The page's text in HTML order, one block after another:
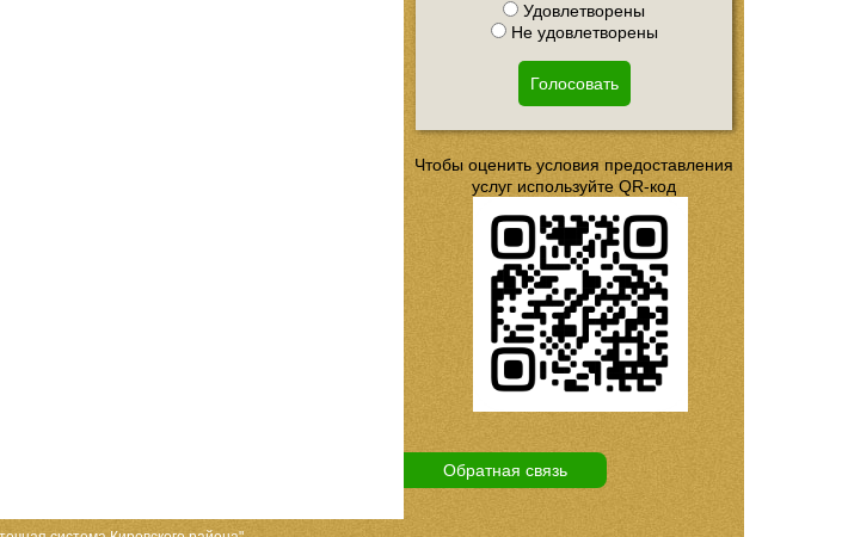
Удовлетворены
Не удовлетворены
Голосовать
Чтобы оценить условия предоставления
услуг используйте QR-код
Обратная связь